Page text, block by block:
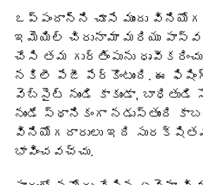
ఒప్పందాన్ని చూసే ముందు
ఇమెయిల్ చిరునామా మరియు
చేసి తమ గుర్తింపును
నకిలీ పేజీ పేర్కొంటుంది. ఈ
వెబ్‌సైట్ నుండి కాకుండా, బాధితుడి
నుండే స్థానికంగా నడుస్తుంది
వినియోగదారులు ఇది
భావించవచ్చు.